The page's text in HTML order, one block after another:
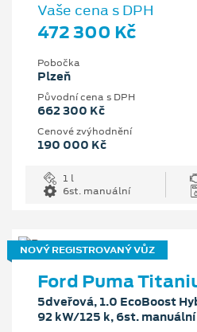
Vaše cena s DPH
472 300 Kč
Pobočka
Plzeň
Původní cena s DPH
662 300 Kč
Cenové zvýhodnění
190 000 Kč
1 l
6st. manuální
NOVÝ REGISTROVANÝ VŮZ
Ford Puma
5dveřová, 1.0 EcoBoost
92 kW/125 k, 6st. manuální